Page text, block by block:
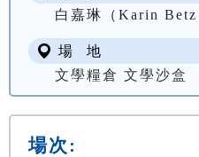
白嘉琳（Karin Betz
場 地
文學糧倉 文學沙盒
場次: